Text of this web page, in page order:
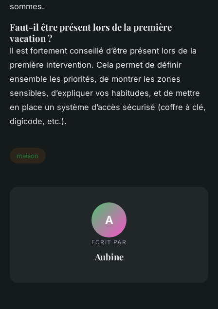
sommes.
Faut-il être présent lors de la première
vacation ?
Il est fortement conseillé d’être présent lors de la
première intervention. Cela permet de définir
ensemble les priorités, de montrer les zones
sensibles, d’expliquer vos habitudes, et de mettre
en place un système d’accès sécurisé (coffre à clé,
digicode, etc.).
maison
A
ECRIT PAR
Aubine